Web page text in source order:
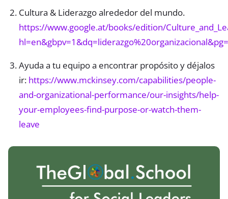
Cultura & Liderazgo alrededor del mundo.
https://www.google.at/books/edition/
Ayuda a tu equipo a encontrar propósito y déjalos
ir: https://www.mckinsey.com/capabilities/people-
and-organizational-performance/our-insights/help-
your-employees-find-purpose-or-watch-them-
leave